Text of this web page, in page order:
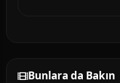
Bunlara da Bakın